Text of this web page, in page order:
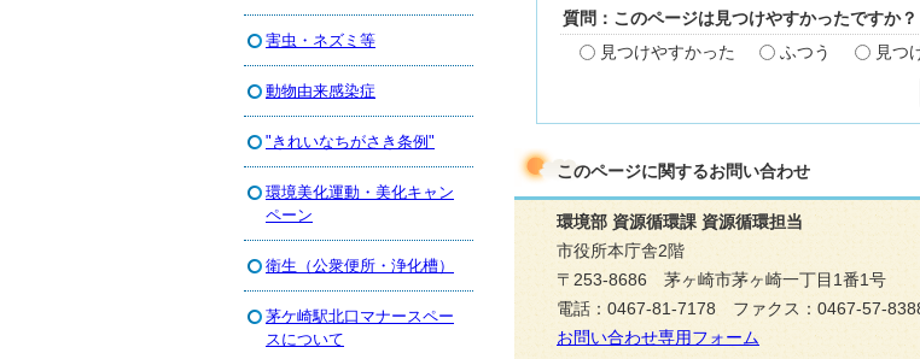
質問：このページは見つけやすかったですか？
見つけやすかった
ふつう 見つ
このページに関するお問い合わせ
環境部 資源循環課 資源循環担当
市役所本庁舎2階
〒253-8686 茅ヶ崎市茅ヶ崎一丁目1番1号
電話：0467-81-7178 ファクス：0467-57-
お問い合わせ専用フォーム
害虫・ネズミ等
動物由来感染症
"きれいなちがさき条例"
環境美化運動・美化キャン
ペーン
衛生（公衆便所・浄化槽）
茅ケ崎駅北口マナースペー
スについて